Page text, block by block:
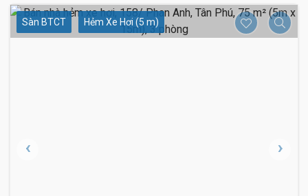
Sàn BTCT Hẻm Xe Hơi (5 m)